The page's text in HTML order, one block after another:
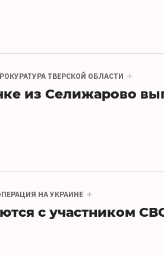
ТВЕРСКОЙ ОБЛАСТИ
из Селижарово
НА УКРАИНЕ
с участником